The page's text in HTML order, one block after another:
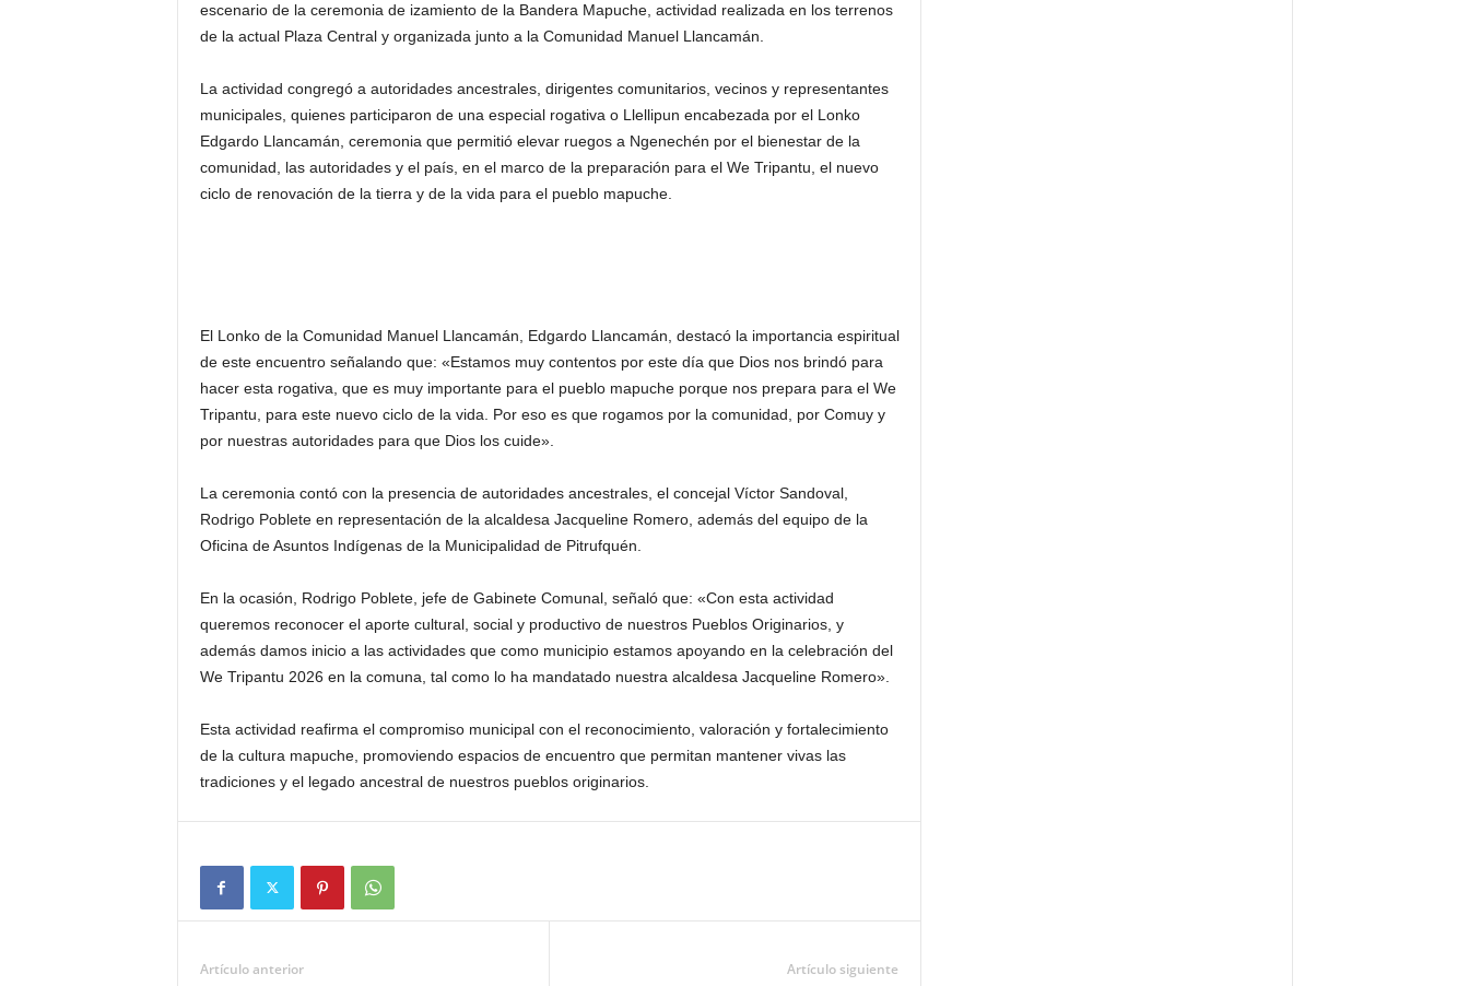
escenario de la ceremonia de izamiento de la Bandera Mapuche, actividad realizada en los terrenos
de la actual Plaza Central y organizada junto a la Comunidad Manuel Llancamán.
La actividad congregó a autoridades ancestrales, dirigentes comunitarios, vecinos y representantes
municipales, quienes participaron de una especial rogativa o Llellipun encabezada por el Lonko
Edgardo Llancamán, ceremonia que permitió elevar ruegos a Ngenechén por el bienestar de la
comunidad, las autoridades y el país, en el marco de la preparación para el We Tripantu, el nuevo
ciclo de renovación de la tierra y de la vida para el pueblo mapuche.
El Lonko de la Comunidad Manuel Llancamán, Edgardo Llancamán, destacó la importancia espiritual
de este encuentro señalando que: «Estamos muy contentos por este día que Dios nos brindó para
hacer esta rogativa, que es muy importante para el pueblo mapuche porque nos prepara para el We
Tripantu, para este nuevo ciclo de la vida. Por eso es que rogamos por la comunidad, por Comuy y
por nuestras autoridades para que Dios los cuide».
La ceremonia contó con la presencia de autoridades ancestrales, el concejal Víctor Sandoval,
Rodrigo Poblete en representación de la alcaldesa Jacqueline Romero, además del equipo de la
Oficina de Asuntos Indígenas de la Municipalidad de Pitrufquén.
En la ocasión, Rodrigo Poblete, jefe de Gabinete Comunal, señaló que: «Con esta actividad
queremos reconocer el aporte cultural, social y productivo de nuestros Pueblos Originarios, y
además damos inicio a las actividades que como municipio estamos apoyando en la celebración del
We Tripantu 2026 en la comuna, tal como lo ha mandatado nuestra alcaldesa Jacqueline Romero».
Esta actividad reafirma el compromiso municipal con el reconocimiento, valoración y fortalecimiento
de la cultura mapuche, promoviendo espacios de encuentro que permitan mantener vivas las
tradiciones y el legado ancestral de nuestros pueblos originarios.
Artículo anterior Artículo siguiente